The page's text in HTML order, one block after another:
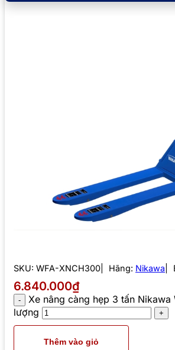
SKU: WFA-XNCH300 Hãng: Nikawa
6.840.000₫
Xe nâng càng hẹp 3 tấn Nikawa
lượng
Thêm vào giỏ